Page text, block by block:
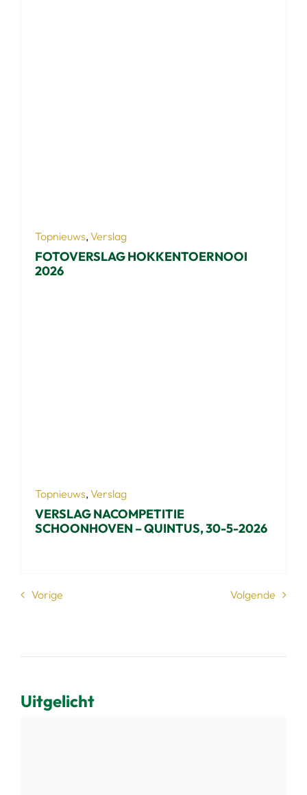
Topnieuws,Verslag
FOTOVERSLAG HOKKENTOERNOOI
2026
Topnieuws, Verslag
VERSLAG NACOMPETITIE
SCHOONHOVEN – QUINTUS, 30-5-2026
Vorige Volgende
Uitgelicht